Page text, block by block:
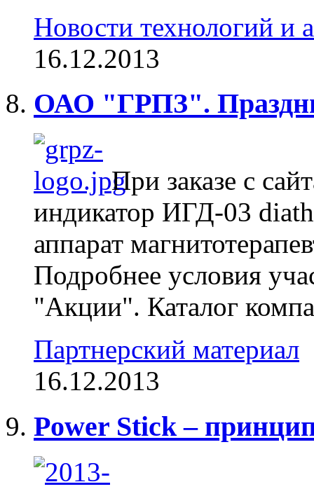
Новости технологий и
16.12.2013
ОАО "ГРПЗ".
При заказе с
индикатор ИГД-03
аппарат
Подробнее условия
"Акции". Каталог
Партнерский материал
16.12.2013
Power Stick –